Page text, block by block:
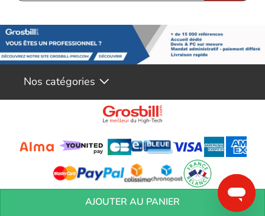
AJOUTER AU PANIER
Nos catégories
Conditions générales de réservation Conditions générales de vente
Mentions
Vos informations personnelles Préférences Cookies
Aide &